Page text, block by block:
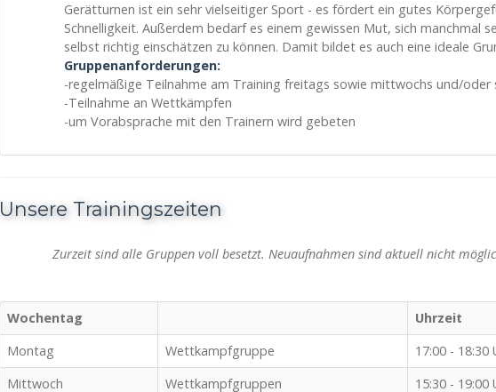
Gerätturnen ist ein sehr vielseitiger Sport - es fördert ein gutes
Schnelligkeit. Außerdem bedarf es einem gewissen Mut, sich manchmal
selbst richtig einschätzen zu können. Damit bildet es auch eine ideale
Gruppenanforderungen:
-regelmäßige Teilnahme am Training freitags sowie mittwochs und/oder
-Teilnahme an Wettkämpfen
-um Vorabsprache mit den Trainern wird gebeten
Unsere Trainingszeiten
Zurzeit sind alle Gruppen voll besetzt. Neuaufnahmen sind aktuell nicht
Wochentag
Uhrzeit
Montag
Wettkampfgruppe
17:00 - 18:30
Mittwoch
Wettkampfgruppen 15:30 - 19:00